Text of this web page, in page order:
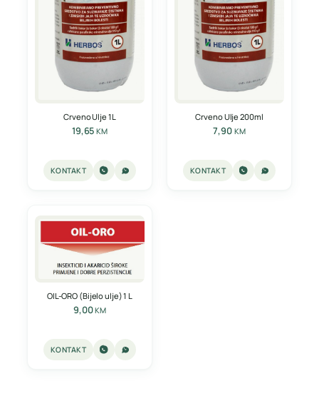
Crveno Ulje 1L
19,65KM
KONTAKT
Crveno Ulje 200ml
7,90 KM
KONTAKT
OIL-ORO (Bijelo ulje) 1 L
9,00KM
KONTAKT